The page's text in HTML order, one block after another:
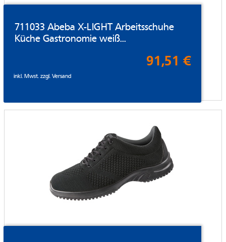
711033 Abeba X-LIGHT Arbeitsschuhe
Küche Gastronomie weiß...
91,51 €
inkl. Mwst. zzgl.Versand